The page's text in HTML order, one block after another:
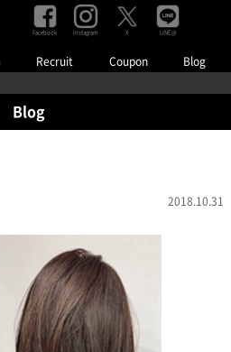
Recruit Coupon Blog
Facebook Instagram X LINE@
Blog
2018.10.31